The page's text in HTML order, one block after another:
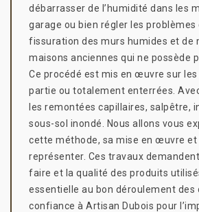
débarrasser de l’humidité dans les
garage ou bien régler les problèmes
fissuration des murs humides et de
maisons anciennes qui ne possède
Ce procédé est mis en œuvre sur
partie ou totalement enterrées.
les remontées capillaires, salpêtre,
sous-sol inondé. Nous allons vous
cette méthode, sa mise en œuvre et
représenter. Ces travaux
faire et la qualité des produits
essentielle au bon déroulement des
confiance à Artisan Dubois pour